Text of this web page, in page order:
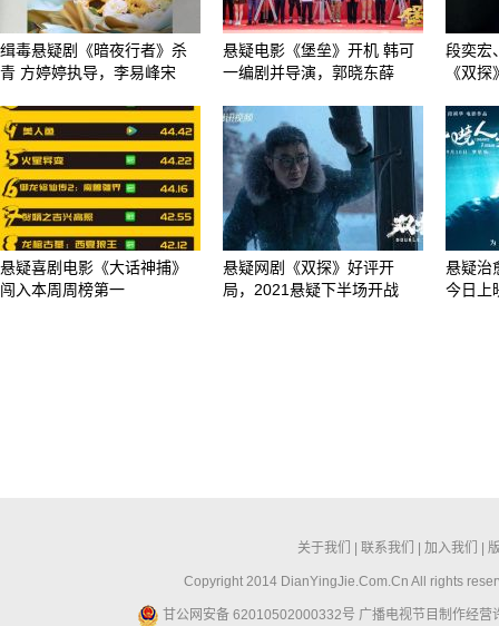
缉毒悬疑剧《暗夜行者》杀
青 方婷婷执导，李易峰宋
悬疑电影《堡垒》开机 韩可
一编剧并导演，郭晓东薛
段奕宏
《双
悬疑喜剧电影《大话神捕》
闯入本周周榜第一
悬疑网剧《双探》好评开
局，2021悬疑下半场开战
悬疑治
今日上
关于我们 联系我们 加入我们
Copyright 2014 DianYingJie.Com.Cn All rights
甘公网安备 62010502000332号 广播电视节目制作经